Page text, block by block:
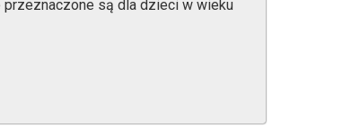
są dla dzieci w wieku